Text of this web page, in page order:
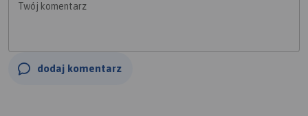
Twój komentarz
dodaj komentarz